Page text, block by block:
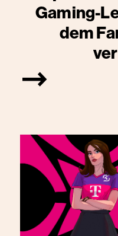
Gaming-
dem